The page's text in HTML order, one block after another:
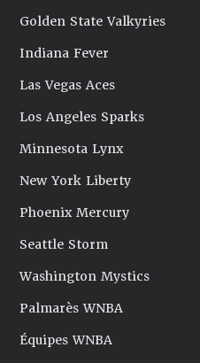
Golden State Valkyries
Indiana Fever
Las Vegas Aces
Los Angeles Sparks
Minnesota Lynx
New York Liberty
Phoenix Mercury
Seattle Storm
Washington Mystics
Palmarès WNBA
Équipes WNBA